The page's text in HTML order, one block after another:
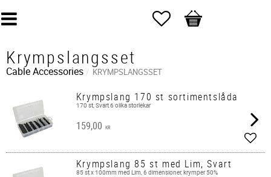
Favorites
Basket
Krympslangsset
Cable Accessories KRYMPSLANGSSET
Krympslang 170 st sortimentslåda
170 st, Svart 6 olika storlekar
159,00 KR
Add
Krympslang 85 st med Lim, Svart
85 st x 100mm med Lim, 6 dimensioner, krymper 50%